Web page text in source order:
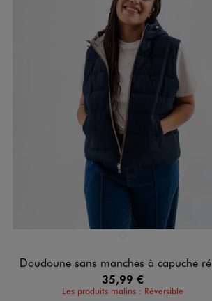
Doudoune sans manches à capuche réversible femme grande taille
35,99 €
Les produits malins : Réversible